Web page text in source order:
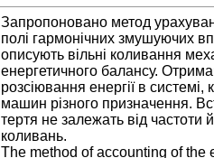
Запропоновано метод
полі гармонічних змушуючих
описують вільні коливання
енергетичного балансу.
розсіювання енергії в
машин різного призначення.
тертя не залежать від частоти
коливань.
The method of accounting of the